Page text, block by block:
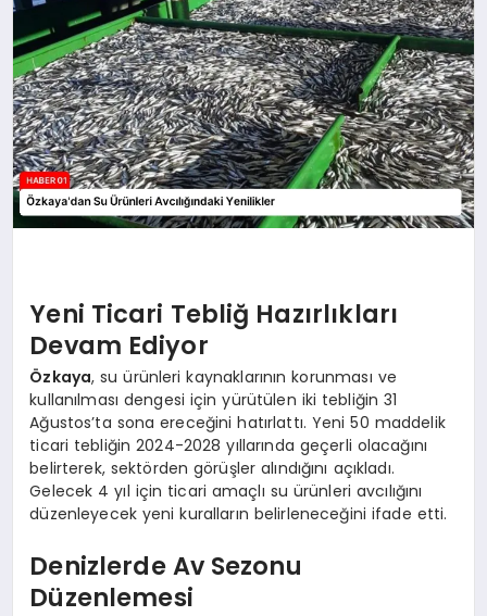
Yeni Ticari Tebliğ Hazırlıkları
Devam Ediyor
Özkaya, su ürünleri kaynaklarının korunması ve
kullanılması dengesi için yürütülen iki tebliğin 31
Ağustos’ta sona ereceğini hatırlattı. Yeni 50 maddelik
ticari tebliğin 2024-2028 yıllarında geçerli olacağını
belirterek, sektörden görüşler alındığını açıkladı.
Gelecek 4 yıl için ticari amaçlı su ürünleri avcılığını
düzenleyecek yeni kuralların belirleneceğini ifade etti.
Denizlerde Av Sezonu
Düzenlemesi